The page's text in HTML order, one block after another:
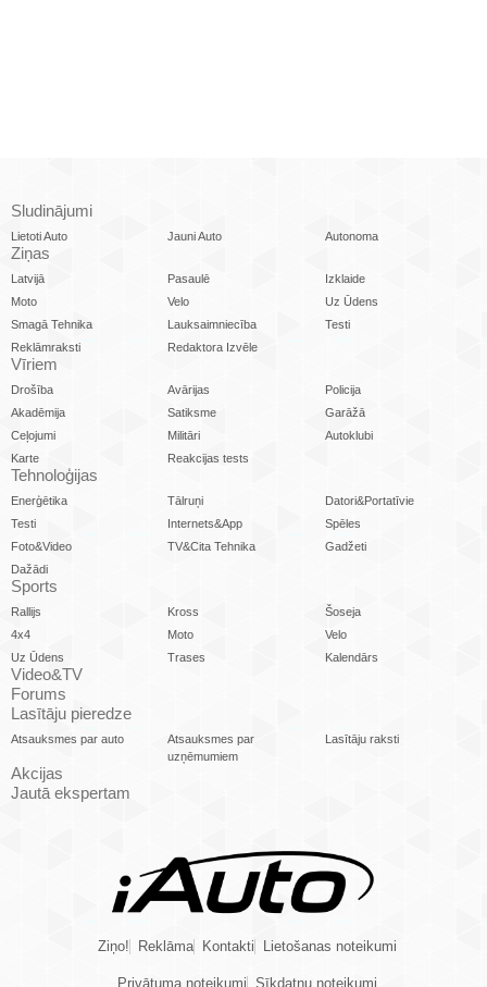
Sludinājumi
Lietoti Auto Jauni Auto Autonoma
Ziņas
Latvijā Pasaulē
Izklaide
Moto
Velo
Uz Ūdens
Smagā Tehnika
Lauksaimniecība
Testi
Reklāmraksti
Redaktora Izvēle
Vīriem
Drošība Avārijas
Policija
Akadēmija
Satiksme
Garāžā
Ceļojumi
Militāri
Autoklubi
Karte
Reakcijas tests
Tehnoloģijas
Enerģētika Tālruņi
Datori&Portatīvie
Testi
Internets&App
Spēles
Foto&Video
TV&Cita Tehnika
Gadžeti
Dažādi
Sports
Rallijs Kross
Šoseja
4x4
Moto
Velo
Uz Ūdens
Trases Kalendārs
Video&TV
Forums
Lasītāju pieredze
Atsauksmes par auto
Atsauksmes par
uzņēmumiem
Lasītāju raksti
Akcijas
Jautā ekspertam
Ziņo! Reklāma Kontakti Lietošanas noteikumi
Privātuma noteikumi Sīkdatņu noteikumi